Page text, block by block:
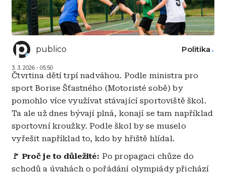
publico
3. 3. 2026 - 05:50
Politika
Čtvrtina dětí trpí nadváhou. Podle ministra pro
sport Borise Šťastného (Motoristé sobě) by
pomohlo více využívat stávající sportoviště škol.
Ta ale už dnes bývají plná, konají se tam například
sportovní kroužky. Podle škol by se muselo
vyřešit například to, kdo by hřiště hlídal.
🚩 Proč je to důležité: Po propagaci chůze do
schodů a úvahách o pořádání olympiády přichází